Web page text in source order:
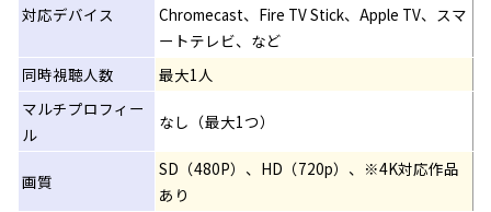
対応デバイス
Chromecast、Fire TV Stick、Apple TV、スマ
ートテレビ、など
同時視聴人数
最大1人
マルチプロフィー
ル
なし（最大1つ）
画質
SD（480P）、HD（720p）、※4K対応作品
あり